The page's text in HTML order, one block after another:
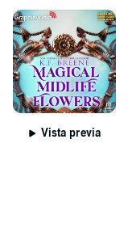
Vista previa